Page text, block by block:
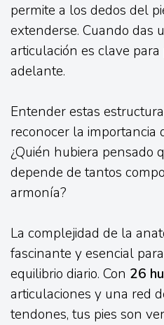
permite a los dedos del
extenderse. Cuando das
articulación es clave
adelante.
Entender estas
reconocer la importancia
¿Quién hubiera pensado
depende de tantos
armonía?
La complejidad de la
fascinante y esencial
equilibrio diario. Con 26
articulaciones y una red
tendones, tus pies son